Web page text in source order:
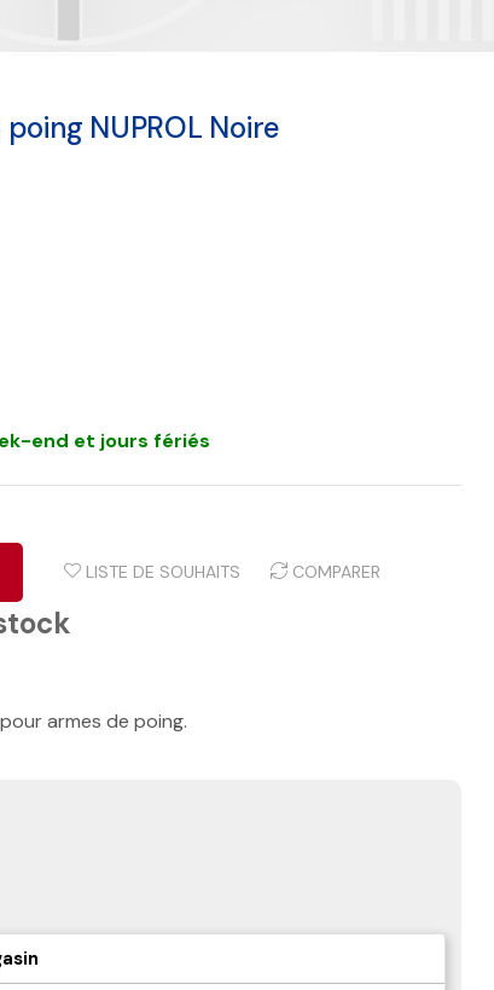
NUPROL Noire
end et jours fériés
LISTE DE SOUHAITS COMPARER
armes de poing.